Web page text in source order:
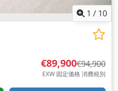
1 / 10
€89,900€94,900
EXW 固定価格 消費税別